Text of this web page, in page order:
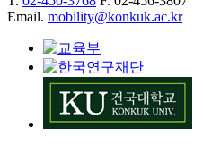
Email. mobility@konkuk.ac.kr